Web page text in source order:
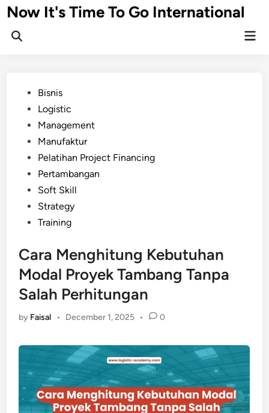
Skip
to
content
Now It's Time To Go International
PostedBisnis
Logistic
Management
Manufaktur
Pelatihan Project Financing
Pertambangan
Soft Skill
Strategy
Training
Cara Menghitung Kebutuhan
Modal Proyek Tambang Tanpa
Salah Perhitungan
by Faisal • December 1, 2025 • 0